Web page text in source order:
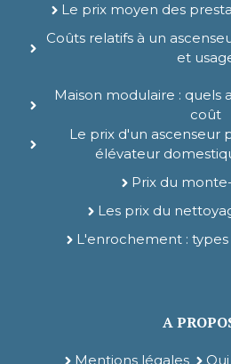
Le prix moyen des
Coûts relatifs à un
et
Maison modulaire : quels
coût
Le prix d'un ascenseur
élévateur
Prix du
Les prix du
L'enrochement :
A
Mentions légales